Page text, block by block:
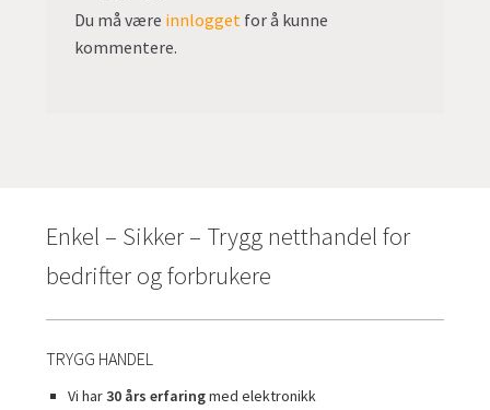
Du må være innlogget for å kunne
kommentere.
Enkel – Sikker – Trygg netthandel for
bedrifter og forbrukere
TRYGG HANDEL
Vi har30 års erfaringmed elektronikk